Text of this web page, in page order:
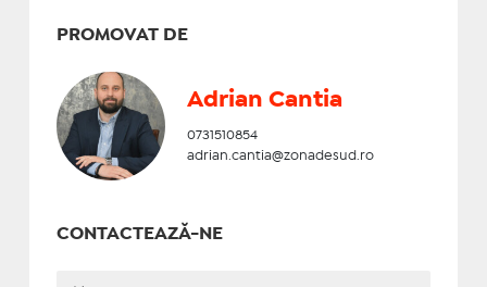
PROMOVAT DE
Adrian Cantia
0731510854
adrian.cantia@zonadesud.ro
CONTACTEAZĂ-NE